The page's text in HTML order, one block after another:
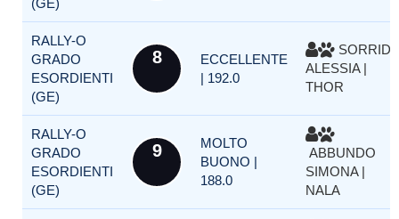
(GE)
RALLY-O
GRADO
ESORDIENTI
(GE)
8
ECCELLENTE
| 192.0
SORRIDI
ALESSIA |
THOR
RALLY-O
GRADO
ESORDIENTI
(GE)
9
MOLTO
BUONO |
188.0
ABBUNDO
SIMONA |
NALA